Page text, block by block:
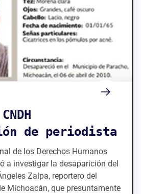
de periodista
de los Derechos Humanos
a investigar la desaparición del
Zalpa, reportero del
Michoacán, que presuntamente